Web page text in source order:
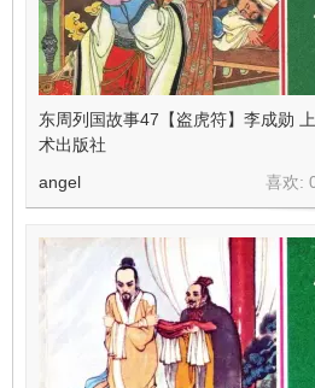
看
东周列国故事47【盗虎符】李成勋
术出版社
喜欢:
angel